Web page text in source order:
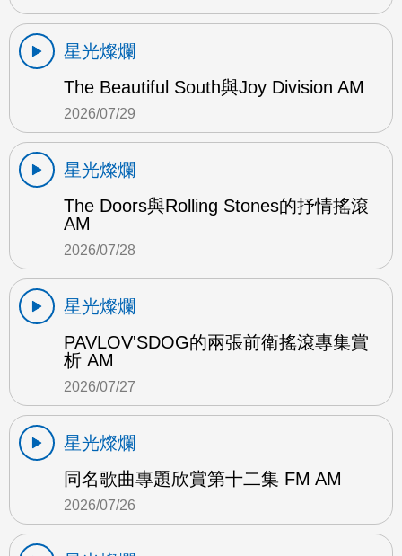
星光燦爛
The Beautiful South與Joy Division AM
2026/07/29
星光燦爛
The Doors與Rolling Stones的抒情搖滾
AM
2026/07/28
星光燦爛
PAVLOV'SDOG的兩張前衛搖滾專集賞
析 AM
2026/07/27
星光燦爛
同名歌曲專題欣賞第十二集 FM AM
2026/07/26